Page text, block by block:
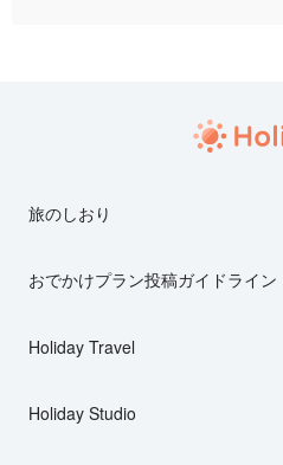
旅のしおり
おでかけプラン投稿ガイドライン
Holiday Travel
Holiday Studio